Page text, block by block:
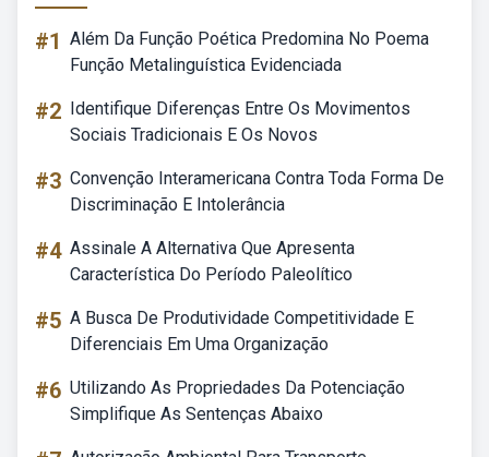
#1 Além Da Função Poética Predomina No Poema
Função Metalinguística Evidenciada
#2 Identifique Diferenças Entre Os Movimentos
Sociais Tradicionais E Os Novos
#3 Convenção Interamericana Contra Toda Forma De
Discriminação E Intolerância
#4 Assinale A Alternativa Que Apresenta
Característica Do Período Paleolítico
#5 A Busca De Produtividade Competitividade E
Diferenciais Em Uma Organização
#6 Utilizando As Propriedades Da Potenciação
Simplifique As Sentenças Abaixo